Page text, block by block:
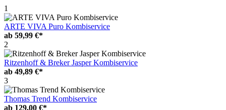
1
ARTE VIVA Puro Kombiservice
ab 59,99 €*
2
Ritzenhoff & Breker Jasper Kombiservice
ab 49,89 €*
3
Thomas Trend Kombiservice
ab 129,00 €*